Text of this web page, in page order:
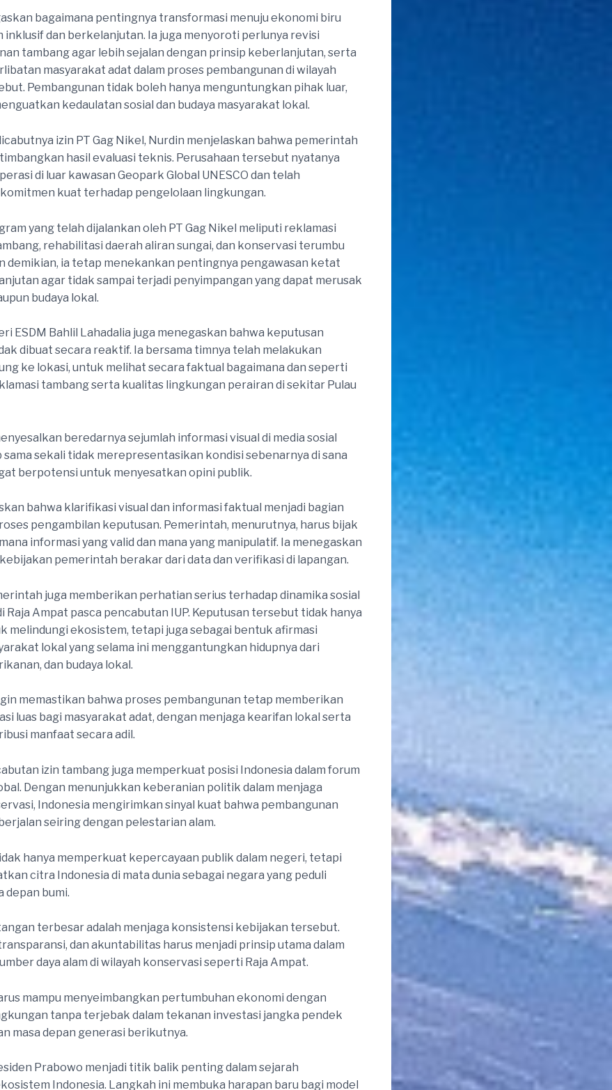
bagaimana pentingnya transformasi menuju ekonomi biru
inklusif dan berkelanjutan. Ia juga menyoroti perlunya revisi
tambang agar lebih sejalan dengan prinsip keberlanjutan, serta
masyarakat adat dalam proses pembangunan di wilayah
Pembangunan tidak boleh hanya menguntungkan pihak luar,
kedaulatan sosial dan budaya masyarakat lokal.
izin PT Gag Nikel, Nurdin menjelaskan bahwa pemerintah
hasil evaluasi teknis. Perusahaan tersebut nyatanya
di luar kawasan Geopark Global UNESCO dan telah
kuat terhadap pengelolaan lingkungan.
yang telah dijalankan oleh PT Gag Nikel meliputi reklamasi
rehabilitasi daerah aliran sungai, dan konservasi terumbu
demikian, ia tetap menekankan pentingnya pengawasan ketat
agar tidak sampai terjadi penyimpangan yang dapat merusak
budaya lokal.
ESDM Bahlil Lahadalia juga menegaskan bahwa keputusan
dibuat secara reaktif. Ia bersama timnya telah melakukan
ke lokasi, untuk melihat secara faktual bagaimana dan seperti
tambang serta kualitas lingkungan perairan di sekitar Pulau
beredarnya sejumlah informasi visual di media sosial
sama sekali tidak merepresentasikan kondisi sebenarnya di sana
berpotensi untuk menyesatkan opini publik.
bahwa klarifikasi visual dan informasi faktual menjadi bagian
pengambilan keputusan. Pemerintah, menurutnya, harus bijak
informasi yang valid dan mana yang manipulatif. Ia menegaskan
pemerintah berakar dari data dan verifikasi di lapangan.
juga memberikan perhatian serius terhadap dinamika sosial
Raja Ampat pasca pencabutan IUP. Keputusan tersebut tidak hanya
melindungi ekosistem, tetapi juga sebagai bentuk afirmasi
lokal yang selama ini menggantungkan hidupnya dari
dan budaya lokal.
memastikan bahwa proses pembangunan tetap memberikan
luas bagi masyarakat adat, dengan menjaga kearifan lokal serta
manfaat secara adil.
izin tambang juga memperkuat posisi Indonesia dalam forum
Dengan menunjukkan keberanian politik dalam menjaga
Indonesia mengirimkan sinyal kuat bahwa pembangunan
seiring dengan pelestarian alam.
hanya memperkuat kepercayaan publik dalam negeri, tetapi
citra Indonesia di mata dunia sebagai negara yang peduli
depan bumi.
terbesar adalah menjaga konsistensi kebijakan tersebut.
dan akuntabilitas harus menjadi prinsip utama dalam
daya alam di wilayah konservasi seperti Raja Ampat.
mampu menyeimbangkan pertumbuhan ekonomi dengan
tanpa terjebak dalam tekanan investasi jangka pendek
masa depan generasi berikutnya.
Prabowo menjadi titik balik penting dalam sejarah
Indonesia. Langkah ini membuka harapan baru bagi model